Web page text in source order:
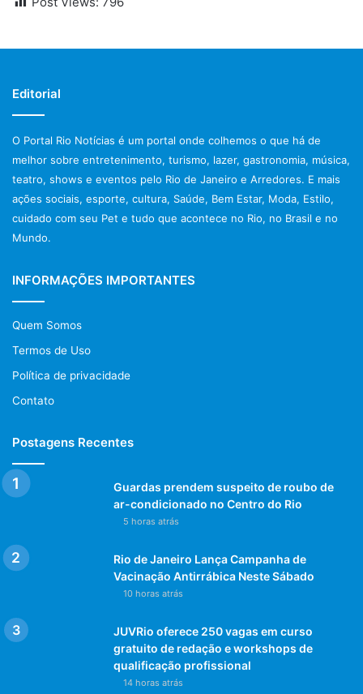
Editorial
O Portal Rio Notícias é um portal onde colhemos o que há de
melhor sobre entretenimento, turismo, lazer, gastronomia, música,
teatro, shows e eventos pelo Rio de Janeiro e Arredores. E mais
ações sociais, esporte, cultura, Saúde, Bem Estar, Moda, Estilo,
cuidado com seu Pet e tudo que acontece no Rio, no Brasil e no
Mundo.
INFORMAÇÕES IMPORTANTES
Quem Somos
Termos de Uso
Política de privacidade
Contato
Postagens Recentes
Guardas prendem suspeito de roubo de
ar-condicionado no Centro do Rio
5 horas atrás
Rio de Janeiro Lança Campanha de
Vacinação Antirrábica Neste Sábado
10 horas atrás
JUVRio oferece 250 vagas em curso
gratuito de redação e workshops de
qualificação profissional
14 horas atrás